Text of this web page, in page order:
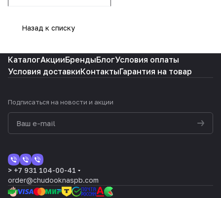
Назад к списку
КаталогАкцииБрендыБлогУсловия оплаты
Условия доставкиКонтактыГарантия на товар
Подписаться на новости и акции
> +7 931 104-00-41
order@chudooknaspb.com